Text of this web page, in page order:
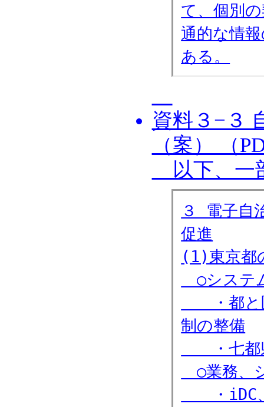
て、個別
通的な情
ある。
資料３−３
（案） （
以下、一
３ 電子自
促進
(1)東京都
○システ
・都と
制の整備
・七都
○業務、
・iDC、